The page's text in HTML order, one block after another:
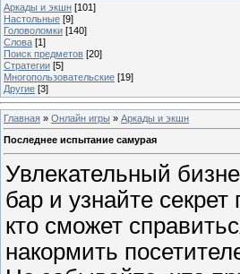
Аркады и экшн [101]
Настольные [9]
Головоломки [140]
Слова [1]
Поиск предметов [20]
Стратегии [5]
Многопользовательские [19]
Другие [3]
Главная » Онлайн игры » Аркады и экшн
Последнее испытание самурая
Увлекательный
бар и узнайте
кто сможет
накормить